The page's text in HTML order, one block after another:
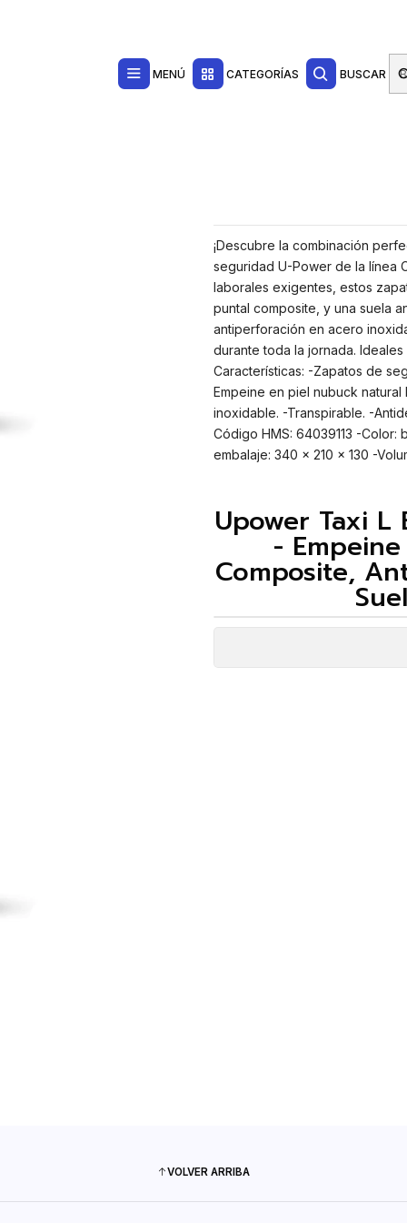
MENÚ CATEGORÍAS BUSCAR
Calzado de Seguridad Botas de Seguridad
Puntal Composite, Antiperforacion Acero Inoxidable, Suela
¡Descubre la combinación
seguridad U-Power de la línea
laborales exigentes, estos
puntal composite, y una suela
antiperforación en acero
durante toda la jornada.
Características: -Zapatos de
Empeine en piel nubuck
inoxidable. -Transpirable. -
Código HMS: 64039113 -Color:
embalaje: 340 x 210 x 130 -
Upower Taxi
-
Composite,
VOLVER ARRIBA